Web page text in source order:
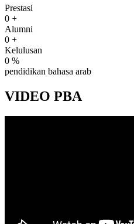
Prestasi
0 +
Alumni
0 +
Kelulusan
0 %
pendidikan bahasa arab
VIDEO PBA